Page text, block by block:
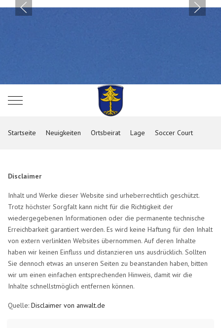
Mobile Menu Toggle
Startseite Neuigkeiten Ortsbeirat Lage Soccer Court
Disclaimer
Inhalt und Werke dieser Website sind urheberrechtlich geschützt.
Trotz höchster Sorgfalt kann nicht für die Richtigkeit der
wiedergegebenen Informationen oder die permanente technische
Erreichbarkeit garantiert werden. Es wird keine Haftung für den Inhalt
von extern verlinkten Websites übernommen. Auf deren Inhalte
haben wir keinen Einfluss und distanzieren uns ausdrücklich. Sollten
Sie dennoch etwas an unseren Seiten zu beanstanden haben, bitten
wir um einen einfachen entsprechenden Hinweis, damit wir die
Inhalte schnellstmöglich entfernen können.
Quelle:Disclaimer von anwalt.de